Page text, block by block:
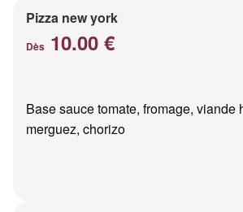
Pizza new york
Dès 10.00 €
Base sauce tomate, fromage, viande
merguez, chorizo